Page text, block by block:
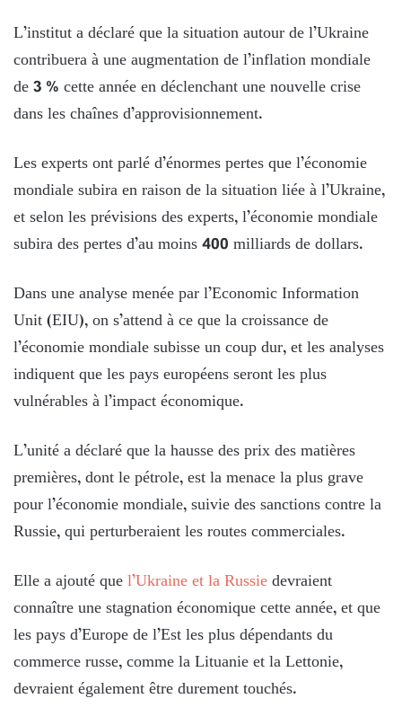
L’institut a déclaré que la situation autour de l’Ukraine
contribuera à une augmentation de l’inflation mondiale
de 3 % cette année en déclenchant une nouvelle crise
dans les chaînes d’approvisionnement.
Les experts ont parlé d’énormes pertes que l’économie
mondiale subira en raison de la situation liée à l’Ukraine,
et selon les prévisions des experts, l’économie mondiale
subira des pertes d’au moins 400 milliards de dollars.
Dans une analyse menée par l’Economic Information
Unit (EIU), on s’attend à ce que la croissance de
l’économie mondiale subisse un coup dur, et les analyses
indiquent que les pays européens seront les plus
vulnérables à l’impact économique.
L’unité a déclaré que la hausse des prix des matières
premières, dont le pétrole, est la menace la plus grave
pour l’économie mondiale, suivie des sanctions contre la
Russie, qui perturberaient les routes commerciales.
Elle a ajouté quel’Ukraine et la Russiedevraient
connaître une stagnation économique cette année, et que
les pays d’Europe de l’Est les plus dépendants du
commerce russe, comme la Lituanie et la Lettonie,
devraient également être durement touchés.